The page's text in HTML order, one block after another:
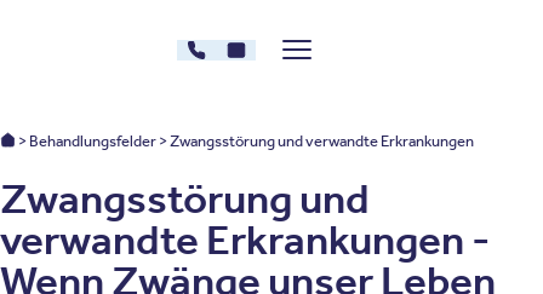
030 - 26478607
Kontakt
Menü zeigen/verstecken
Oberberg Kliniken: Startseite
Behandlungsfelder Zwangsstörung und verwandte Erkrankungen
Zwangsstörung und
verwandte Erkrankungen -
Wenn Zwänge unser Leben